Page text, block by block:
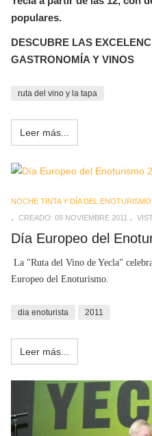
populares.
DESCUBRE LAS
GASTRONOMÍA Y VINOS
ruta del vino y la tapa
Leer más...
NOCHE TINTA Y DÍA DEL ENOTURISMO
CREADO: 09 NOVIEMBRE 2011
Día Europeo del
La "Ruta del Vino de Yecla"
Europeo del Enoturismo.
dia enoturista 2011
Leer más...